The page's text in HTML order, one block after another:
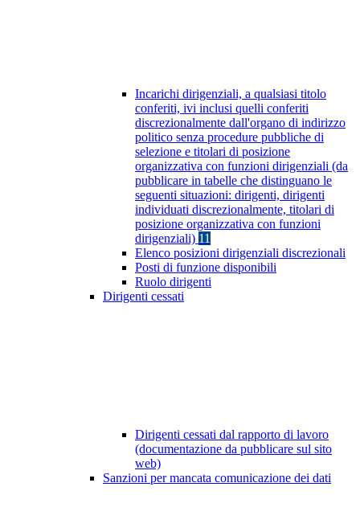
Incarichi dirigenziali, a qualsiasi titolo
conferiti, ivi inclusi quelli conferiti
discrezionalmente dall'organo di indirizzo
politico senza procedure pubbliche di
selezione e titolari di posizione
organizzativa con funzioni dirigenziali (da
pubblicare in tabelle che distinguano le
seguenti situazioni: dirigenti, dirigenti
individuati discrezionalmente, titolari di
posizione organizzativa con funzioni
dirigenziali) 11
Elenco posizioni dirigenziali discrezionali
Posti di funzione disponibili
Ruolo dirigenti
Dirigenti cessati
Dirigenti cessati dal rapporto di lavoro
(documentazione da pubblicare sul sito
web)
Sanzioni per mancata comunicazione dei dati